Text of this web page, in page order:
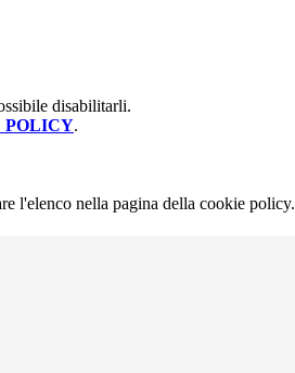
disabilitarli.
POLICY.
l'elenco nella pagina della cookie policy.